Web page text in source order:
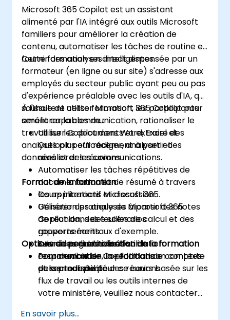
Microsoft 365 Copilot est un assistant
alimenté par l'IA intégré aux outils Microsoft
familiers pour améliorer la création de
contenu, automatiser les tâches de routine et
fournir des analyses intelligentes.
Cette formation en direct dispensée par un
formateur (en ligne ou sur site) s'adresse aux
employés du secteur public ayant peu ou pas
d'expérience préalable avec les outils d'IA, qui
souhaitent utiliser Microsoft 365 Copilot pour
améliorer la communication, rationaliser le
travail sur les documents et extraire des
analyses plus efficacement à partir des
données et des réunions.
À l'issue de cette formation, les participants
seront capables de :
Utiliser Copilot dans Word, Excel et
Outlook pour rédiger, analyser et
améliorer les communications.
Automatiser les tâches répétitives de
documentation et de résumé à travers
les applications Microsoft 365.
Générer des analyses à partir des notes
de réunion, des feuilles de calcul et des
rapports écrits.
Suivre les directives d'utilisation
responsable de Copilot dans un contexte
du secteur public.
Format de la formation
Cours interactif et discussion.
Utilisation pratique de Microsoft 365
Copilot dans des scénarios
gouvernementaux d'exemple.
Exercices guidés axés sur la
communication, la reddition de comptes
et la productivité des réunions.
Options de personnalisation de la formation
Pour demander une formation
personnalisée pour ce cours basée sur les
flux de travail ou les outils internes de
votre ministère, veuillez nous contacter
En savoir plus...